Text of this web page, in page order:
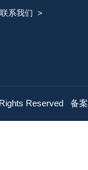
联系我们 >
Reserved 备